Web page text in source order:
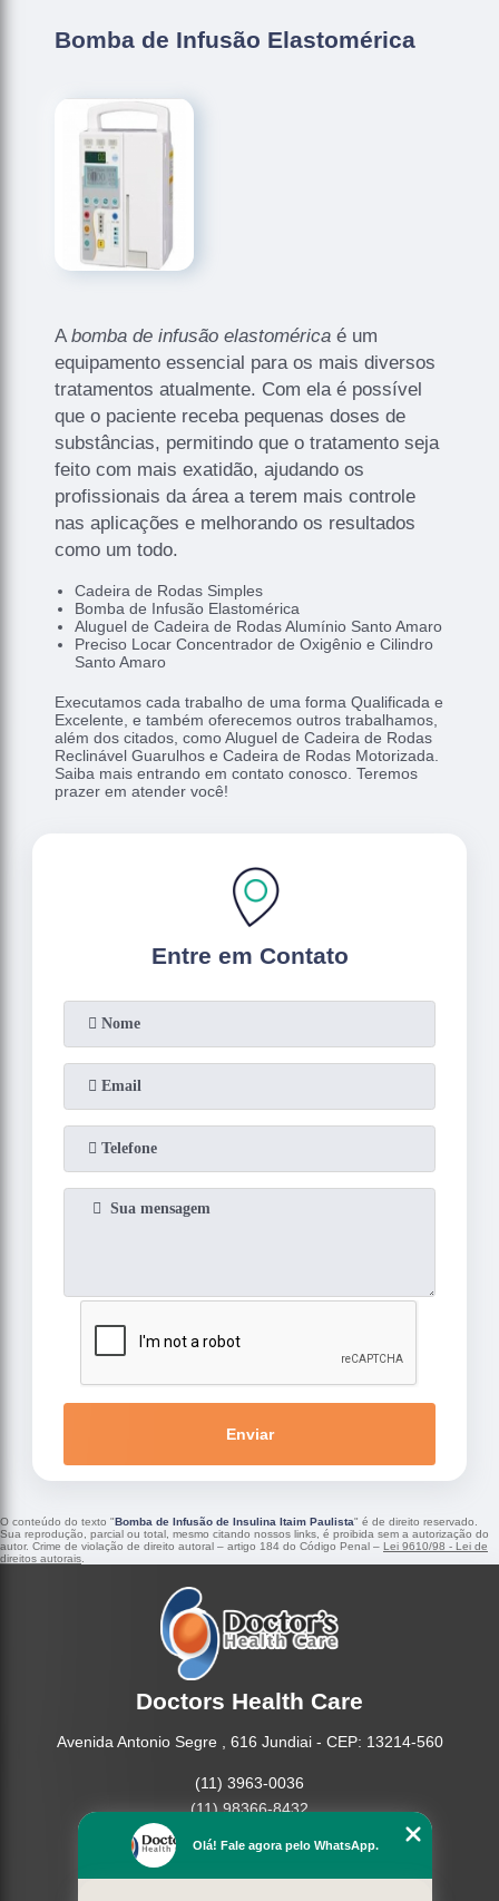
Bomba de Infusão Elastomérica
Abomba de infusão elastomérica é um
equipamento essencial para os mais diversos
tratamentos atualmente. Com ela é possível
que o paciente receba pequenas doses de
substâncias, permitindo que o tratamento seja
feito com mais exatidão, ajudando os
profissionais da área a terem mais controle
nas aplicações e melhorando os resultados
como um todo.
Cadeira de Rodas Simples
Bomba de Infusão Elastomérica
Aluguel de Cadeira de Rodas Alumínio Santo Amaro
Preciso Locar Concentrador de Oxigênio e Cilindro
Santo Amaro
Executamos cada trabalho de uma forma Qualificada e
Excelente, e também oferecemos outros trabalhamos,
além dos citados, como Aluguel de Cadeira de Rodas
Reclinável Guarulhos e Cadeira de Rodas Motorizada.
Saiba mais entrando em contato conosco. Teremos
prazer em atender você!
Entre em Contato
Enviar
O conteúdo do texto "Bomba de Infusão de Insulina Itaim Paulista" é de direito reservado.
Sua reprodução, parcial ou total, mesmo citando nossos links, é proibida sem a autorização do
autor. Crime de violação de direito autoral – artigo 184 do Código Penal – Lei 9610/98 - Lei de
direitos autorais
Doctors Health Care
Avenida Antonio Segre , 616 Jundiai - CEP: 13214-560
(11) 3963-0036
(11) 98366-8432
Olá! Fale agora pelo WhatsApp.